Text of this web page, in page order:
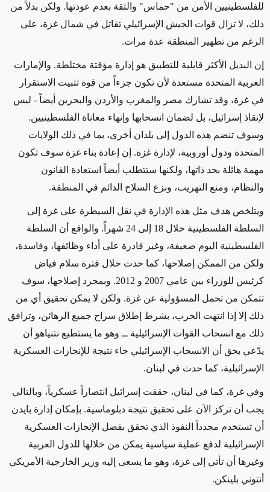
للفلسطينيين الأمن من "حماس" والثقة بعدم عودتها. ولكن بدلاً من
ذلك، لا تزال قوات الجيش الإسرائيلي تقاتل في شمال غزة، على
الرغم من تطهير المنطقة عدة مرات.
إن البديل الأكثر قابلية للتطبيق هو إدارة مؤقتة مختلطة. والإمارات
العربية المتحدة مستعدة لأن تكون جزءاً من قوة تثبيت الاستقرار
في غزة، وقد تشارك مصر والمغرب والأردن والبحرين أيضاً - ليس
لإنقاذ إسرائيل، بل لضمان انسحابها وإنهاء معاناة الفلسطينيين.
وسوف تنضم هذه الدول إلى بلدان أخرى، بما في ذلك الولايات
المتحدة ودول أوروبية، لإدارة غزة. إن إعادة بناء غزة سوف تكون
مهمة هائلة بحد ذاتها، ولكنها ستتطلب أيضاً استعادة القانون
والنظام، ومنع التهريب، ونزع السلاح الدائم في المنطقة.
ويتلخص هدف مثل هذه الإدارة في نقل السيطرة على غزة إلى
السلطة الفلسطينية خلال 18 إلى 24 شهراً.
والواقع أن السلطة
الفلسطينية اليوم ضعيفة، وغير قادرة على أداء وظائفها، وفاسدة،
ولكن من الممكن إصلاحها، كما حدث خلال فترة سلام فياض
كرئيس للوزراء بين عامي 2007 و 2012. وبمجرد إصلاحها،
سوف
تتمكن من تحمل المسؤولية عن غزة. ولكن لا يمكن تحقيق أي من
ذلك إلا إذا انتهت الحرب، بشرط إطلاق سراح جميع الرهائن، وترافق
ذلك مع انسحاب القوات الإسرائيلية ــ وهو ما يستطيع نتنياهو أن
يدّعي بحق أن الانسحاب الإسرائيلي جاء نتيجة للإنجازات العسكرية
الإسرائيلية، كما حدث في لبنان.
وفي غزة، كما في لبنان، حققت إسرائيل انتصاراً عسكرياً، وبالتالي
يجب أن تركز الآن على تحقيق نتيجة دبلوماسية. بإمكان إدارة بايدن
أن تستخدم مجدداً النفوذ الذي تحقق بفضل الإنجازات العسكرية
الإسرائيلية لدفع عملية سياسية يمكن من خلالها للدول العربية
وغيرها أن تأتي إلى غزة، وهو ما يسعى إليه وزير الخارجية الأمريكي
أنتوني بلينكن.